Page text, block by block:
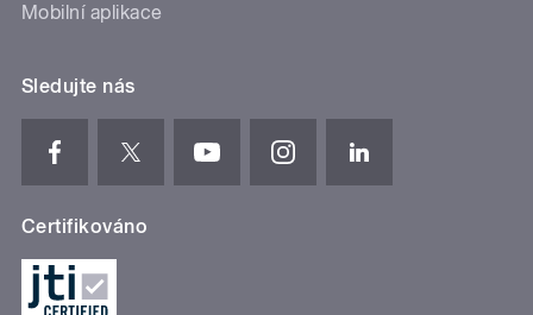
Mobilní aplikace
Sledujte nás
Certifikováno